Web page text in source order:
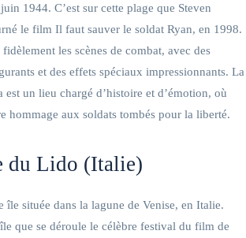
1944. C’est sur cette plage que Steven
le film Il faut sauver le soldat Ryan, en 1998.
les scènes de combat, avec des
et des effets spéciaux impressionnants. La
est un lieu chargé d’histoire et d’émotion, où
hommage aux soldats tombés pour la liberté.
du Lido (Italie)
île située dans la lagune de Venise, en Italie.
île que se déroule le célèbre festival du film de